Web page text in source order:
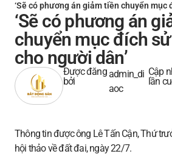
‘Sẽ có phương án giảm tiền chuyển
‘Sẽ có phương án
chuyển mục đích
cho người dân’
Được đăng
bởi
admin_di
aoc
Cập
lần
Thông tin được ông Lê Tấn Cận, Thứ
hội thảo về đất đai, ngày 22/7.